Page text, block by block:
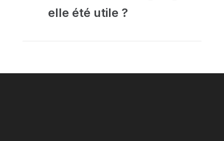
elle été utile ?